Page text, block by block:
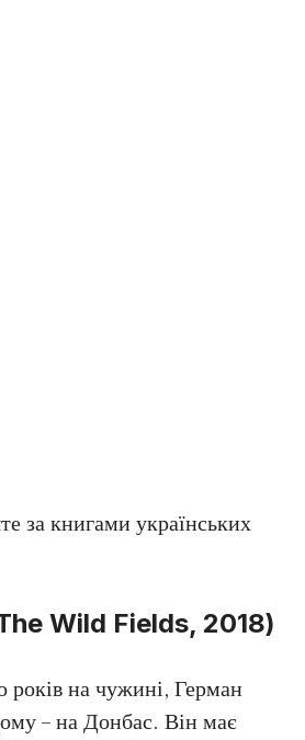
за книгами українських
Wild Fields, 2018)
на чужині, Герман
– на Донбас. Він має